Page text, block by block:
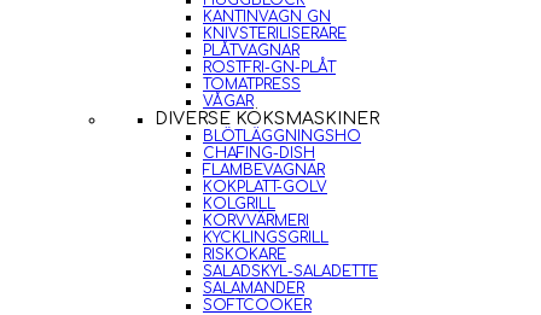
KANTINVAGN GN
KNIVSTERILISERARE
PLÅTVAGNAR
ROSTFRI-GN-PLÅT
TOMATPRESS
VÅGAR
DIVERSE KÖKSMASKINER
BLÖTLÄGGNINGSHO
CHAFING-DISH
FLAMBEVAGNAR
KOKPLATT-GOLV
KOLGRILL
KORVVÄRMERI
KYCKLINGSGRILL
RISKOKARE
SALADSKYL-SALADETTE
SALAMANDER
SOFTCOOKER